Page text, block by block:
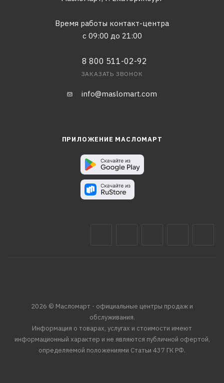
Время работы контакт-центра
с 09:00 до 21:00
8 800 511-02-92
ЗАКАЗАТЬ ЗВОНОК
info@maslomart.com
ПРИЛОЖЕНИЕ МАСЛОМАРТ
2026 © Масломарт - официальные центры продаж и
обслуживания.
Информация о товарах, услугах и стоимости имеют
информационный характер и не являются публичной офертой,
определяемой положениями Статьи 437 ГК РФ.